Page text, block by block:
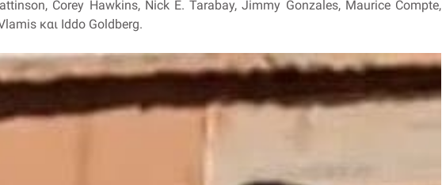
Corey Hawkins, Nick E. Tarabay, Jimmy Gonzales, Maurice Compte,
και Iddo Goldberg.